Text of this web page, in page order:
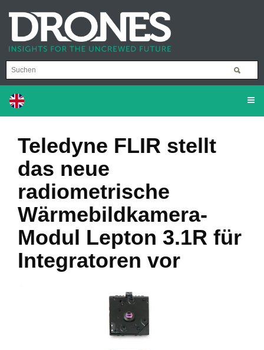
Teledyne FLIR stellt
das neue
radiometrische
Wärmebildkamera-
Modul Lepton 3.1R für
Integratoren vor